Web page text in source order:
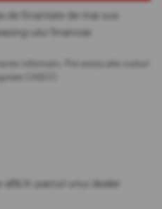
de finantare de mai sus
ului financiar.
informativ. Pot exista alte costuri
CASCO.
în parcul unui dealer